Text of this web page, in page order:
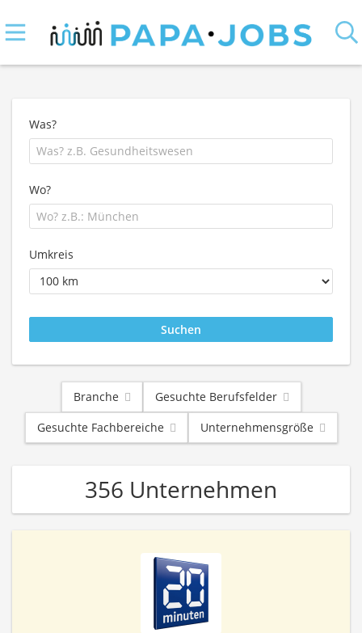
Was?
Wo?
Umkreis
Branche
Gesuchte Berufsfelder
Gesuchte Fachbereiche
Unternehmensgröße
356 Unternehmen